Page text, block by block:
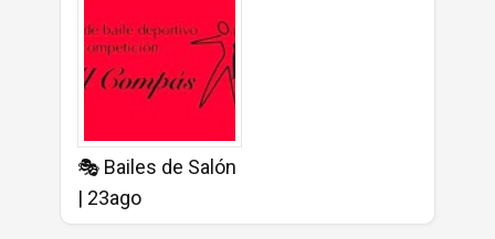
🎭 Bailes de Salón
| 23ago